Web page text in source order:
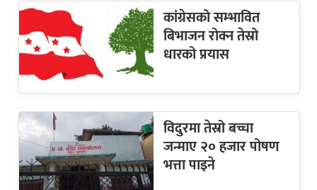
कांग्रेसको सम्भावित
बिभाजन रोक्न तेस्रो
धारको प्रयास
विदुरमा तेस्रो बच्चा
जन्माए २० हजार पोषण
भत्ता पाइने